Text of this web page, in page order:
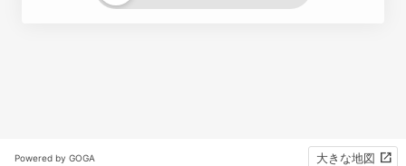
Powered by GOGA 大きな地図